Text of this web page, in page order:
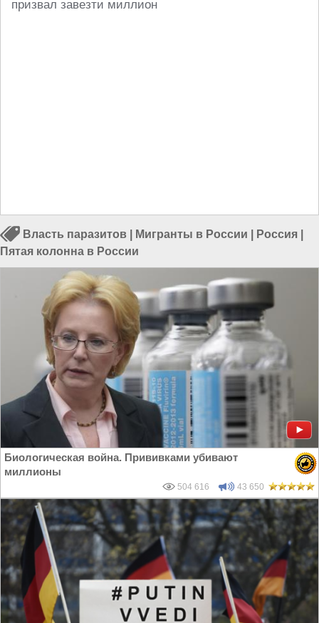
призвал завезти миллион
Власть паразитов Мигранты в России Россия
Пятая колонна в России
Биологическая война. Прививками убивают
миллионы
504 616 43 650